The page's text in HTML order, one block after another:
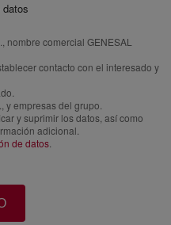
nombre comercial GENESAL
contacto con el interesado y
y empresas del grupo.
y suprimir los datos, así como
adicional.
de datos